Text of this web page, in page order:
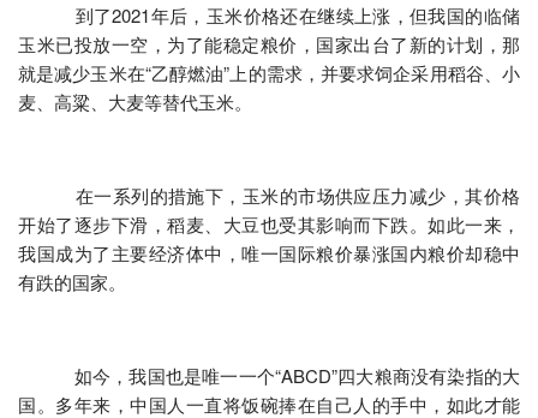
到了2021年后，玉米价格还在继续上涨，但我国的临储
玉米已投放一空，为了能稳定粮价，国家出台了新的计划，那
就是减少玉米在“乙醇燃油”上的需求，并要求饲企采用稻谷、小
麦、高粱、大麦等替代玉米。
在一系列的措施下，玉米的市场供应压力减少，其价格
开始了逐步下滑，稻麦、大豆也受其影响而下跌。如此一来，
我国成为了主要经济体中，唯一国际粮价暴涨国内粮价却稳中
有跌的国家。
如今，我国也是唯一一个“ABCD”四大粮商没有染指的大
国。多年来，中国人一直将饭碗捧在自己人的手中，如此才能